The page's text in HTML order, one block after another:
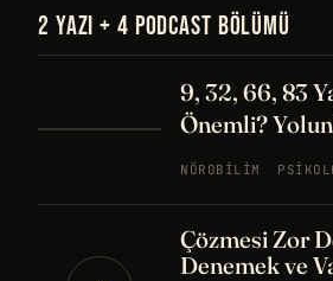
2 YAZI + 4 PODCAST BÖLÜMÜ
9, 32, 66, 83
Önemli? Yolun
NÖROBILIM
Çözmesi Zor
Denemek ve